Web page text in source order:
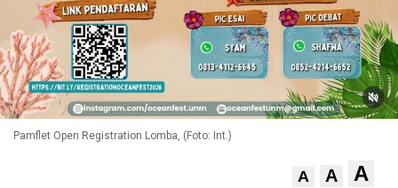
Pamflet Open Registration Lomba, (Foto: Int.)
A A A